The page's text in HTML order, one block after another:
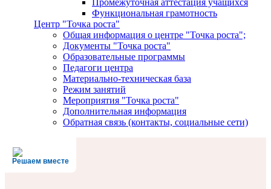
Функциональная грамотность
Центр "Точка роста"
Общая информация о центре "Точка роста";
Документы "Точка роста"
Образовательные программы
Педагоги центра
Материально-техническая база
Режим занятий
Мероприятия "Точка роста"
Дополнительная информация
Обратная связь (контакты, социальные сети)
Решаем вместе